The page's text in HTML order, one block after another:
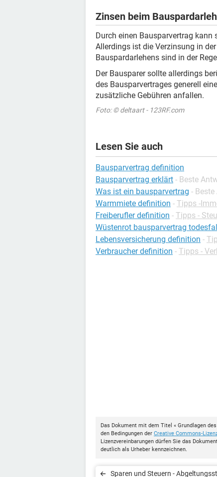
Zinsen beim
Durch einen Bausparvertrag kann
Allerdings ist die Verzinsung in
Bauspardarlehens sind in der
Der Bausparer sollte allerdings
des Bausparvertrages generell
zusätzliche Gebühren anfallen.
Foto: © deltaart - 123RF.com
Lesen Sie auch
Bausparvertrag definition
Bausparvertrag erklärt - Beste
Was ist ein bausparvertrag -
Warmmiete definition - Tipps -
Freiberufler definition - Tipps -
Wüstenrot bausparvertrag
Lebensversicherung definition -
Verbraucher definition - Tipps -
Das Dokument mit dem Titel « Grundlagen
den Bedingungen der Creative Commons-
Lizenzvereinbarungen dürfen Sie das
deutlich als Urheber kennzeichnen.
Sparen und Steuern -